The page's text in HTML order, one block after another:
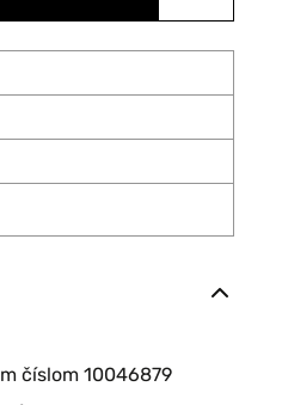
číslom 10046879